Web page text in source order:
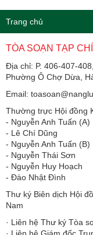
Trang chủ
TÒA SOẠN TẠP
Địa chỉ: P. 406-407-
Phường Ô Chợ Dừa,
Email:
Thường trực Hội đồng
​​​​​​- Nguyễn Anh Tuấn (A)
- Lê Chí Dũng
- Nguyễn Anh Tuấn (B)
- Nguyễn Thái Sơn
- Nguyễn Huy Hoạch
- Đào Nhật Đình
Thư ký Biên dịch Hội
Nam
· Liên hệ Thư ký Tòa